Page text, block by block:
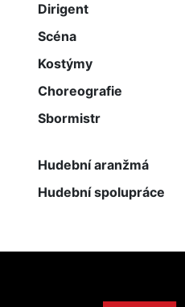
Dirigent
Scéna
Kostýmy
Choreografie
Sbormistr
Hudební aranžmá
Hudební spolupráce